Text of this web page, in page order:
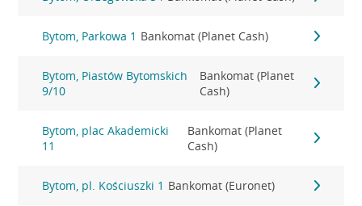
Bytom, Parkowa 1 Bankomat (Planet Cash)
Bytom, Piastów Bytomskich
9/10
Bankomat (Planet
Cash)
Bytom, plac Akademicki
11
Bankomat (Planet
Cash)
Bytom, pl. Kościuszki 1 Bankomat (Euronet)